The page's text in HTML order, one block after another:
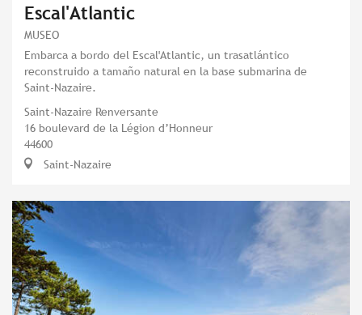
Escal'Atlantic
MUSEO
Embarca a bordo del Escal'Atlantic, un trasatlántico
reconstruido a tamaño natural en la base submarina de
Saint-Nazaire.
Saint-Nazaire Renversante
16 boulevard de la Légion d’Honneur
44600
Saint-Nazaire